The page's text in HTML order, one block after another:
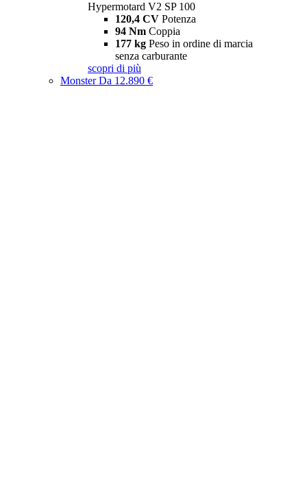
Hypermotard V2 SP 100
120,4 CV Potenza
94 Nm Coppia
177 kg Peso in ordine di marcia
senza carburante
scopri di più
MonsterDa 12.890 €